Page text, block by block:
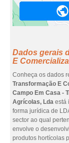
Dados gerais
E
Conheça os dados
Transformação E
Campo Em Casa -
Agrícolas, Lda está
forma jurídica de
sector ao qual
envolve o
produtos hortícolas